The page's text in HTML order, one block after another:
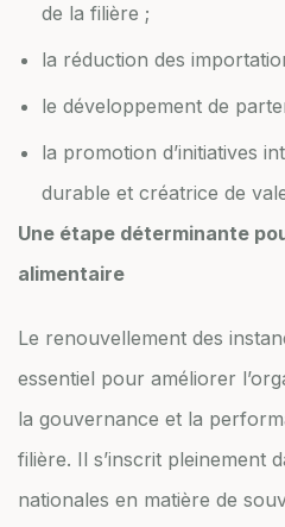
de la filière ;
la réduction des
le développement de
la promotion d’initiatives
durable et créatrice de
Une étape déterminante
alimentaire
Le renouvellement des
essentiel pour améliorer
la gouvernance et la
filière. Il s’inscrit pleinement
nationales en matière de